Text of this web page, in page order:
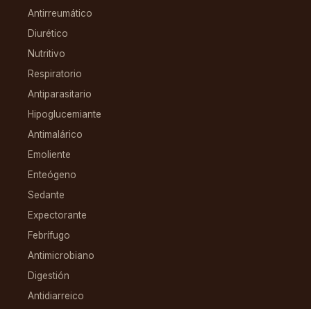
Antirreumático
Diurético
Nutritivo
Respiratorio
Antiparasitario
Hipoglucemiante
Antimalárico
Emoliente
Enteógeno
Sedante
Expectorante
Febrífugo
Antimicrobiano
Digestión
Antidiarreico